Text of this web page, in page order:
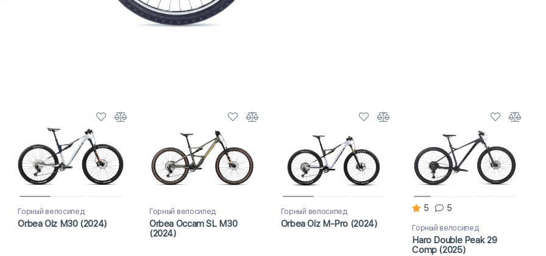
Горный велосипед
Orbea Oiz M30 (2024)
Горный велосипед
Orbea Occam SL M30
(2024)
Горный велосипед
Orbea Oiz M-Pro (2024)
5 5
Горный велосипед
Haro Double Peak 29
Comp (2025)